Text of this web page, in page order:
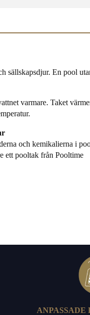
sällskapsdjur. En pool
varmare. Taket
och kemikalierna i
ett pooltak från Pooltime
ANPASSADE